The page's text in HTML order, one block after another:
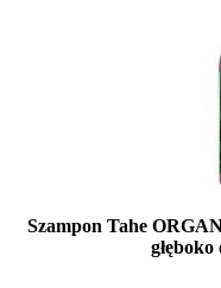
Szampon Tahe